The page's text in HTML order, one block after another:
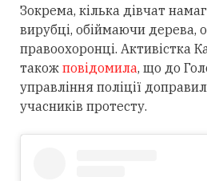
Зокрема, кілька дівчат
вирубці, обіймаючи дерева,
правоохоронці. Активістка
також повідомила, що до
управління поліції
учасників протесту.